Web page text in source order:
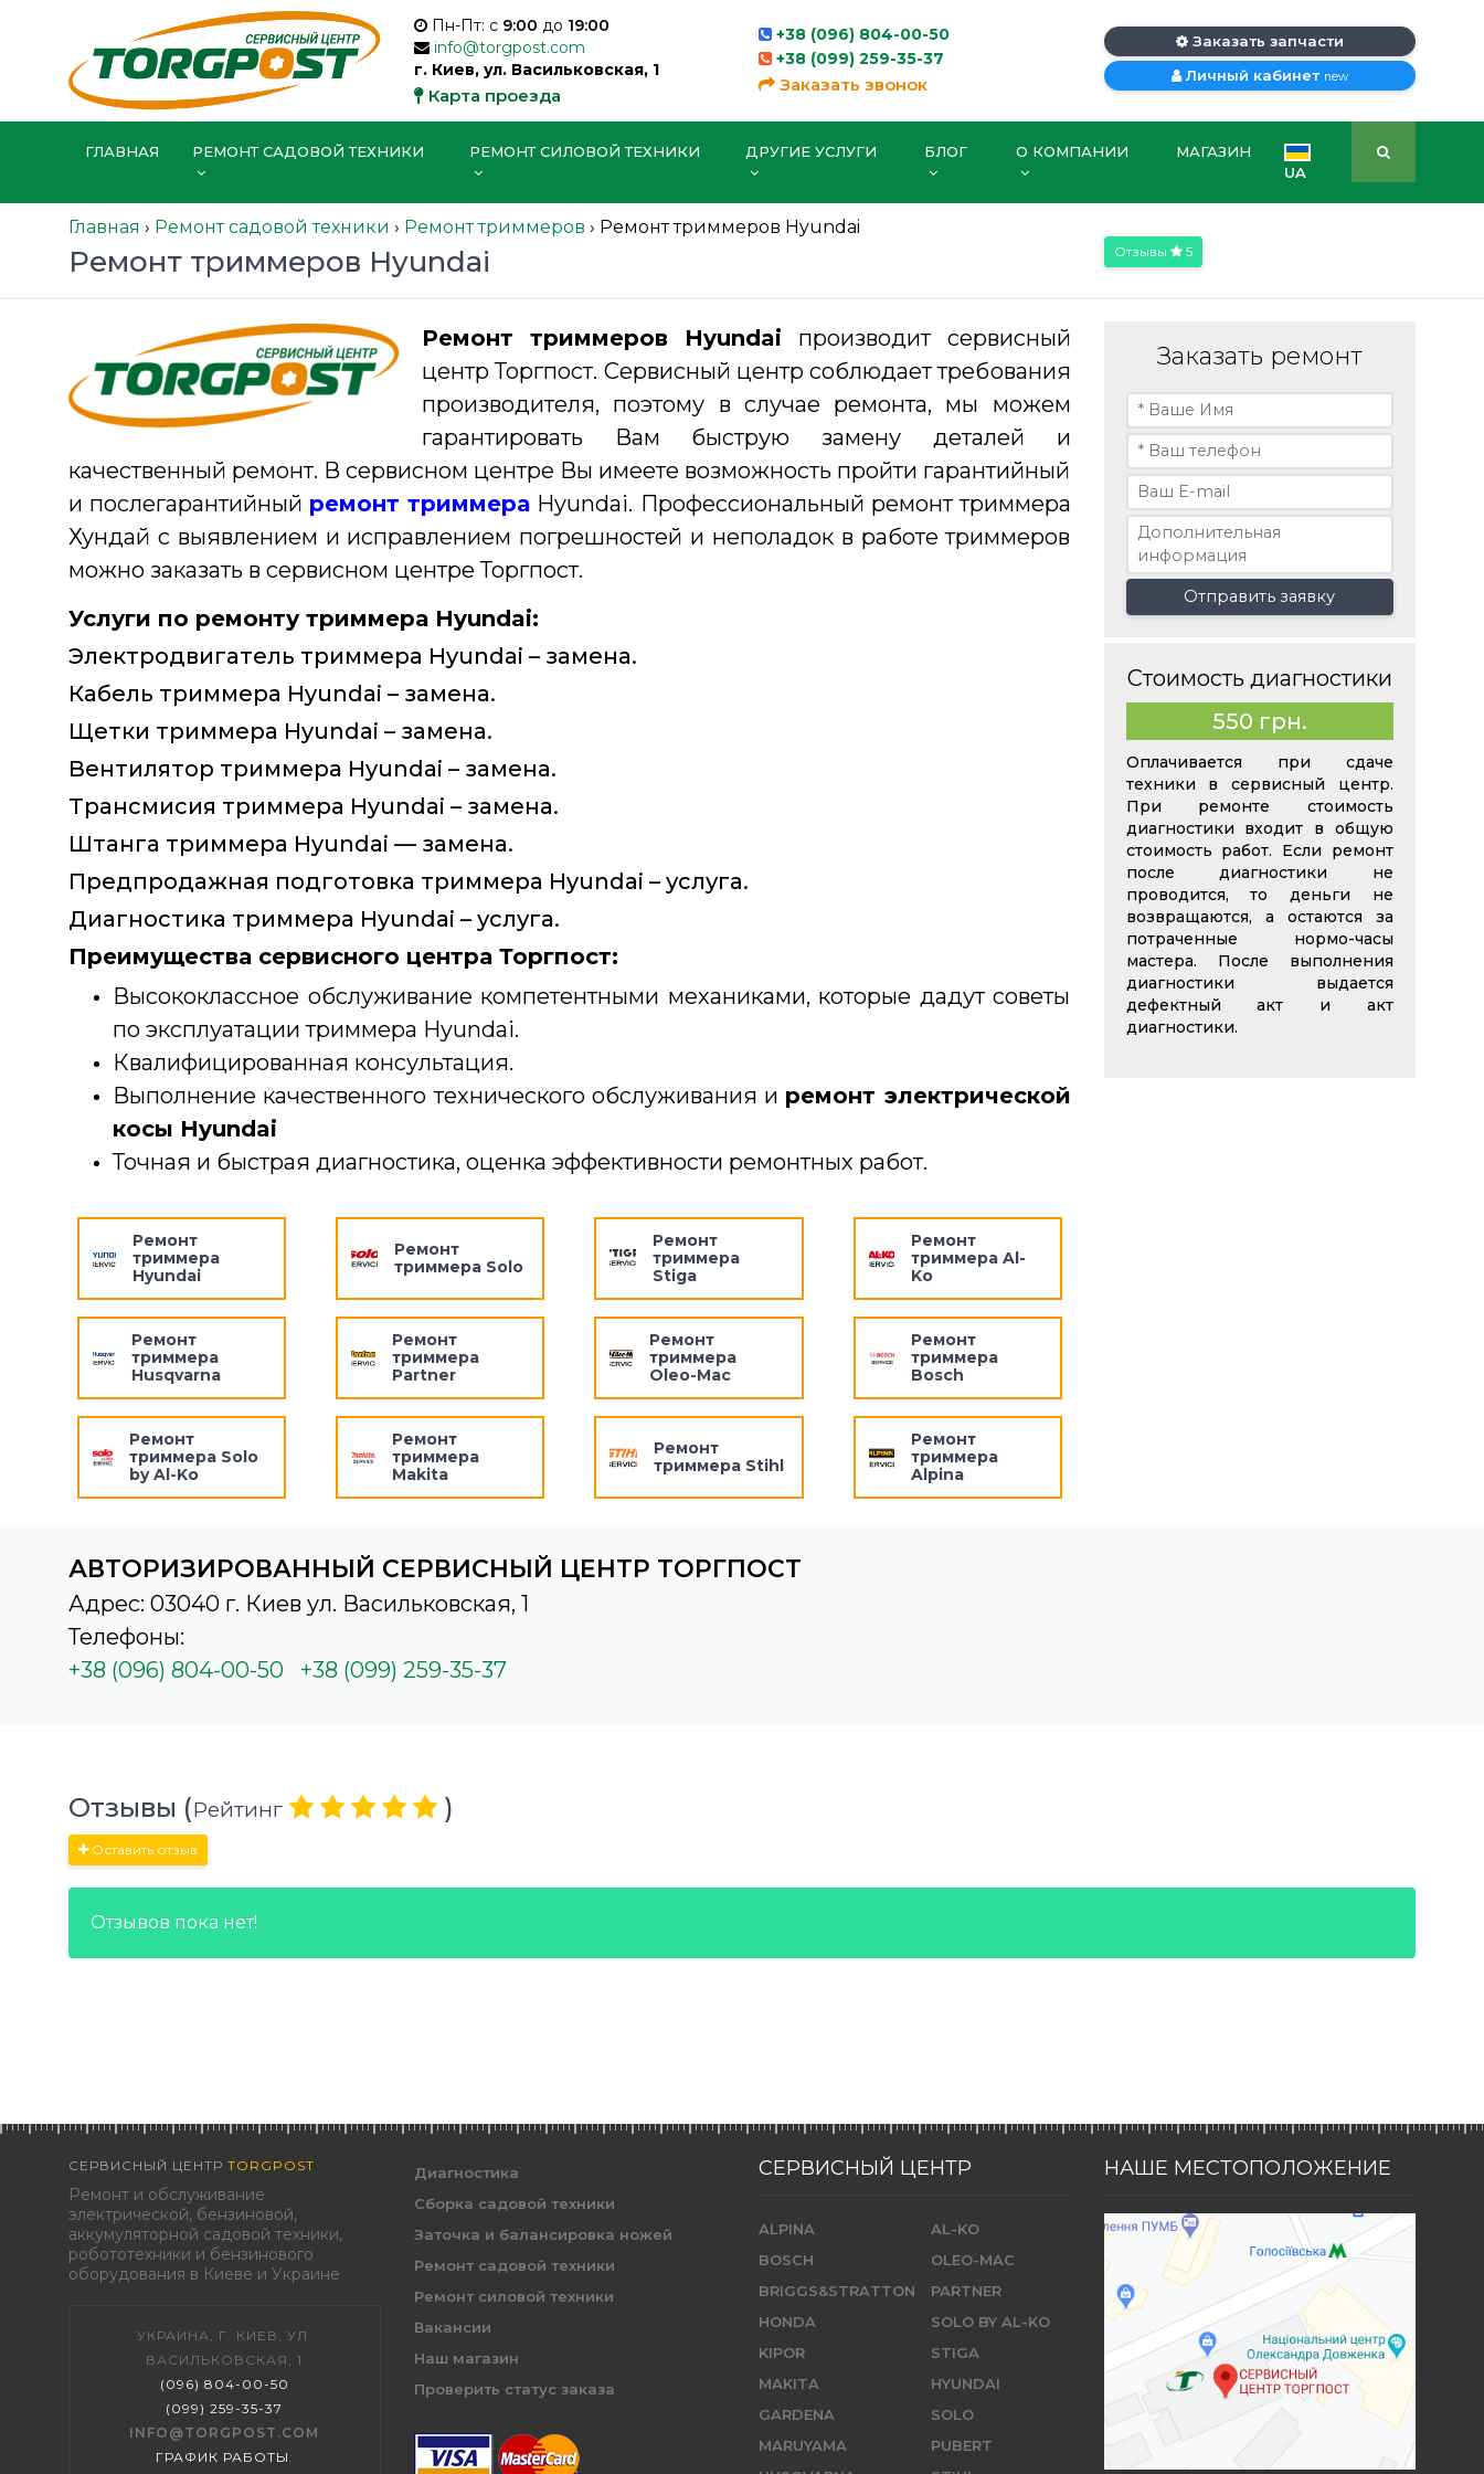
Пн-Пт: с 9:00 до 19:00
info@torgpost.com
г. Киев, ул. Васильковская, 1
Карта проезда
+38 (096) 804-00-50
+38 (099) 259-35-37
Заказать звонок
Заказать запчасти
Личный кабинет new
ГЛАВНАЯ РЕМОНТ САДОВОЙ ТЕХНИКИ РЕМОНТ СИЛОВОЙ ТЕХНИКИ ДРУГИЕ УСЛУГИ БЛОГ О КОМПАНИИ
МАГАЗИН
UA
Главная › Ремонт садовой техники › Ремонт триммеров › Ремонт триммеров Hyundai
Ремонт триммеров Hyundai Отзывы 5
Ремонт триммеров Hyundai производит сервисный
центр Торгпост. Сервисный центр соблюдает требования
производителя, поэтому в случае ремонта, мы можем
гарантировать Вам быструю замену деталей и
качественный ремонт. В сервисном центре Вы имеете возможность пройти гарантийный
и послегарантийный ремонт триммераHyundai. Профессиональный ремонт триммера
Хундай с выявлением и исправлением погрешностей и неполадок в работе триммеров
можно заказать в сервисном центре Торгпост.
Услуги по ремонту триммера Hyundai:
Электродвигатель триммера Hyundai – замена.
Кабель триммера Hyundai – замена.
Щетки триммера Hyundai – замена.
Вентилятор триммера Hyundai – замена.
Трансмисия триммера Hyundai – замена.
Штанга триммера Hyundai — замена.
Предпродажная подготовка триммера Hyundai – услуга.
Диагностика триммера Hyundai – услуга.
Преимущества сервисного центра Торгпост:
Высококлассное обслуживание компетентными механиками, которые дадут советы
по эксплуатации триммера Hyundai.
Квалифицированная консультация.
Выполнение качественного технического обслуживания и ремонт электрической
косы Hyundai
Точная и быстрая диагностика, оценка эффективности ремонтных работ.
Ремонт
триммера
Hyundai
Ремонт
триммера
Husqvarna
Ремонт
триммера Solo
by Al-Ko
Ремонт
триммера Solo
Ремонт
триммера
Partner
Ремонт
триммера
Makita
Ремонт
триммера
Stiga
Ремонт
триммера
Oleo-Mac
Ремонт
триммера Stihl
Ремонт
триммера Al-
Ko
Ремонт
триммера
Bosch
Ремонт
триммера
Alpina
АВТОРИЗИРОВАННЫЙ СЕРВИСНЫЙ ЦЕНТР ТОРГПОСТ
Адрес: 03040 г. Киев ул. Васильковская, 1
Телефоны:
+38 (096) 804-00-50
+38 (099) 259-35-37
Заказать ремонт
Отправить заявку
Стоимость диагностики
550 грн.
Оплачивается при сдаче
техники в сервисный центр.
При ремонте стоимость
диагностики входит в общую
стоимость работ. Если ремонт
после диагностики не
проводится, то деньги не
возвращаются, а остаются за
потраченные нормо-часы
мастера. После выполнения
диагностики выдается
дефектный акт и акт
диагностики.
Отзывы (Рейтинг )
Оставить отзыв
Отзывов пока нет!
СЕРВИСНЫЙ ЦЕНТР TORGPOST
Ремонт и обслуживание
электрической, бензиновой,
аккумуляторной садовой техники,
робототехники и бензинового
оборудования в Киеве и Украине
УКРАИНА, Г. КИЕВ, УЛ.
ВАСИЛЬКОВСКАЯ, 1
(096) 804-00-50
(099) 259-35-37
INFO@TORGPOST.COM
ГРАФИК РАБОТЫ :
Диагностика
Сборка садовой техники
Заточка и балансировка ножей
Ремонт садовой техники
Ремонт силовой техники
Вакансии
Наш магазин
Проверить статус заказа
СЕРВИСНЫЙ ЦЕНТР
ALPINA
BOSCH
BRIGGS&STRATTON
HONDA
KIPOR
MAKITA
GARDENA
MARUYAMA
AL-KO
OLEO-MAC
PARTNER
SOLO BY AL-KO
STIGA
HYUNDAI
SOLO
PUBERT
НАШЕ МЕСТОПОЛОЖЕНИЕ